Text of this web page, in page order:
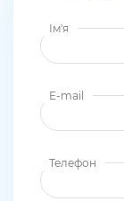
Ім'я
E-mail
Телефон